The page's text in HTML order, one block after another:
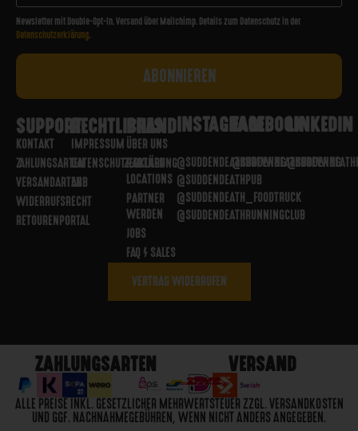
Newsletter mit Double-Opt-In. Versand über Mailchimp. Details zum Datenschutz in der
Datenschutzerklärung.
SUPPORT
KONTAKT
ZAHLUNGSARTEN
VERSANDARTEN
WIDERRUFSRECHT
RETOURENPORTAL
RECHTLICHES
IMPRESSUM
DATENSCHUTZERKLÄRUNG
AGB
BRAND
ÜBER UNS
PARTNER
LOCATIONS
PARTNER
WERDEN
JOBS
FAQ / SALES
INSTAGRAM
@SUDDENDEATHBREWING
@SUDDENDEATHPUB
@SUDDENDEATH_FOODTRUCK
@SUDDENDEATHRUNNINGCLUB
FACEBOOK
@SUDDENDEATHBREWING
LINKEDIN
VERTRAG WIDERRUFEN
ZAHLUNGSARTEN VERSAND
ALLE PREISE INKL. GESETZLICHER MEHRWERTSTEUER ZZGL. VERSANDKOSTEN
UND GGF. NACHNAHMEGEBÜHREN, WENN NICHT ANDERS ANGEGEBEN.